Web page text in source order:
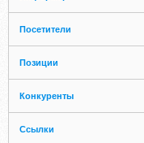
Посетители
Позиции
Конкуренты
Ссылки